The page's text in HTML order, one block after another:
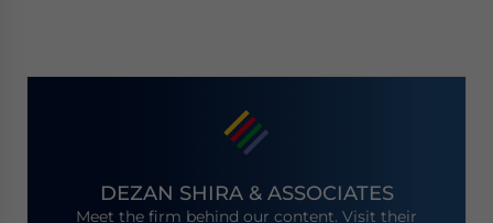
DEZAN SHIRA & ASSOCIATES
Meet the firm behind our content. Visit their